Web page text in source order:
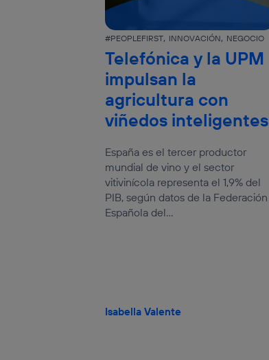
Telefónica y la UPM
impulsan la
agricultura con
viñedos inteligentes
#PEOPLEFIRST INNOVACIÓN NEGOCIO
España es el tercer productor
mundial de vino y el sector
vitivinícola representa el 1,9% del
PIB, según datos de la Federación
Española del...
Isabella Valente